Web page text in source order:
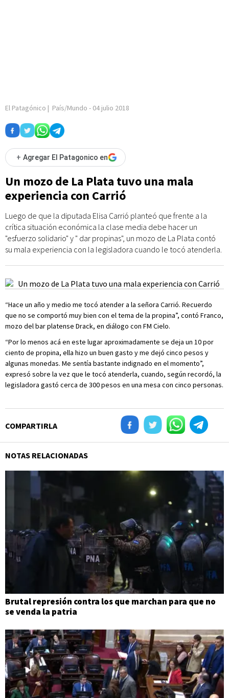
El Patagónico | País/Mundo - 04 julio 2018
+ Agregar El Patagonico en
Un mozo de La Plata tuvo una mala
experiencia con Carrió
Luego de que la diputada Elisa Carrió planteó que frente a la
crítica situación económica la clase media debe hacer un
"esfuerzo solidario" y " dar propinas", un mozo de La Plata contó
su mala experiencia con la legisladora cuando le tocó atenderla.
“Hace un año y medio me tocó atender a la señora Carrió. Recuerdo
que no se comportó muy bien con el tema de la propina”, contó Franco,
mozo del bar platense Drack, en diálogo con FM Cielo.
“Por lo menos acá en este lugar aproximadamente se deja un 10 por
ciento de propina, ella hizo un buen gasto y me dejó cinco pesos y
algunas monedas. Me sentía bastante indignado en el momento”,
expresó sobre la vez que le tocó atenderla, cuando, según recordó, la
legisladora gastó cerca de 300 pesos en una mesa con cinco personas.
COMPARTIRLA
NOTAS RELACIONADAS
Brutal represión contra los que marchan para que no
se venda la patria